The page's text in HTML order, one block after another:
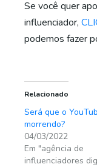
Se você quer
influenciador,
podemos fazer
Relacionado
Será que o
morrendo?
04/03/2022
Em "agência de
influenciadores